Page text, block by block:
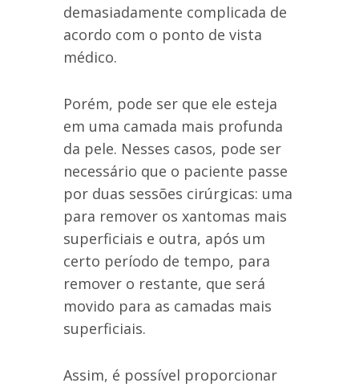
demasiadamente complicada de
acordo com o ponto de vista
médico.
Porém, pode ser que ele esteja
em uma camada mais profunda
da pele. Nesses casos, pode ser
necessário que o paciente passe
por duas sessões cirúrgicas: uma
para remover os xantomas mais
superficiais e outra, após um
certo período de tempo, para
remover o restante, que será
movido para as camadas mais
superficiais.
Assim, é possível proporcionar